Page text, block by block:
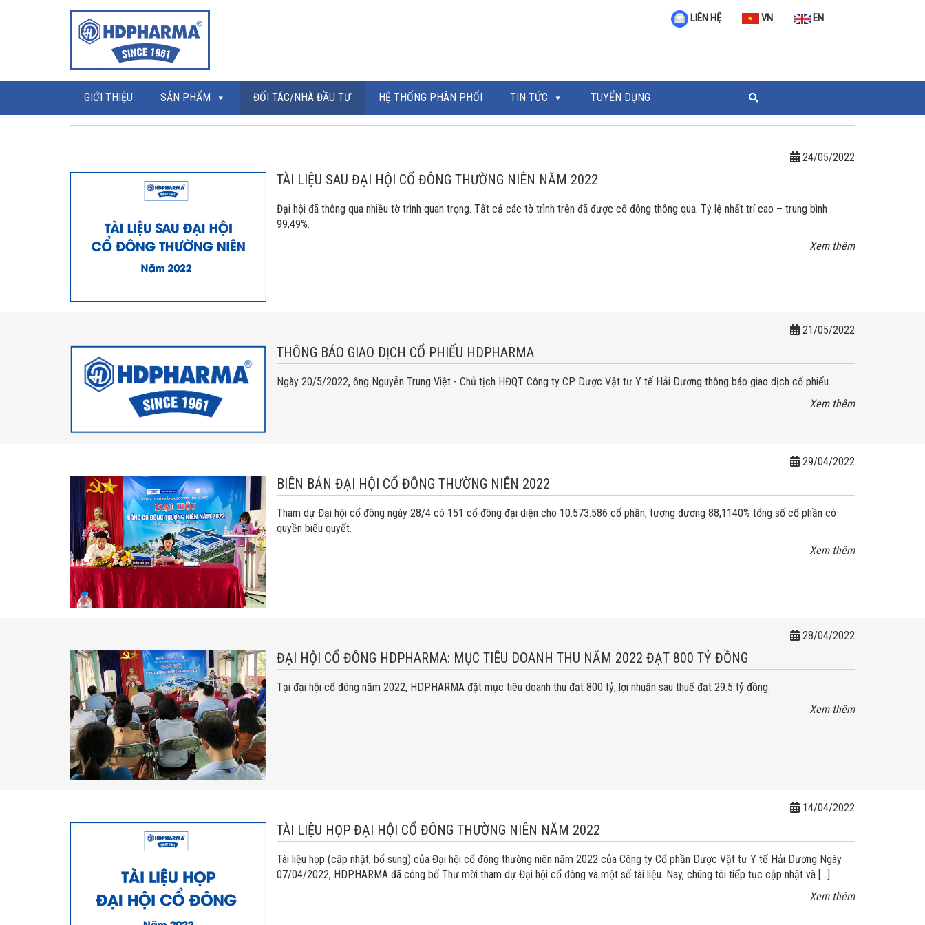
LIÊN HỆ VN EN
GIỚI THIỆU SẢN PHẨM ĐỐI TÁC/NHÀ ĐẦU TƯ HỆ THỐNG PHÂN PHỐI TIN TỨC TUYỂN DỤNG
24/05/2022
TÀI LIỆU SAU ĐẠI HỘI CỔ ĐÔNG THƯỜNG NIÊN NĂM 2022
Đại hội đã thông qua nhiều tờ trình quan trọng. Tất cả các tờ trình trên đã được cổ đông thông qua. Tỷ lệ nhất trí cao – trung bình
99,49%.
Xem thêm
21/05/2022
THÔNG BÁO GIAO DỊCH CỔ PHIẾU HDPHARMA
Ngày 20/5/2022, ông Nguyễn Trung Việt - Chủ tịch HĐQT Công ty CP Dược Vật tư Y tế Hải Dương thông báo giao dịch cổ phiếu.
Xem thêm
29/04/2022
BIÊN BẢN ĐẠI HỘI CỔ ĐÔNG THƯỜNG NIÊN 2022
Tham dự Đại hội cổ đông ngày 28/4 có 151 cổ đông đại diện cho 10.573.586 cổ phần, tương đương 88,1140% tổng số cổ phần có
quyền biểu quyết.
Xem thêm
28/04/2022
ĐẠI HỘI CỔ ĐÔNG HDPHARMA: MỤC TIÊU DOANH THU NĂM 2022 ĐẠT 800 TỶ ĐỒNG
Tại đại hội cổ đông năm 2022, HDPHARMA đặt mục tiêu doanh thu đạt 800 tỷ, lợi nhuận sau thuế đạt 29.5 tỷ đồng.
Xem thêm
14/04/2022
TÀI LIỆU HỌP ĐẠI HỘI CỔ ĐÔNG THƯỜNG NIÊN NĂM 2022
Tài liệu họp (cập nhật, bổ sung) của Đại hội cổ đông thường niên năm 2022 của Công ty Cổ phần Dược Vật tư Y tế Hải Dương Ngày
07/04/2022, HDPHARMA đã công bố Thư mời tham dự Đại hội cổ đông và một số tài liệu. Nay, chúng tôi tiếp tục cập nhật và […]
Xem thêm